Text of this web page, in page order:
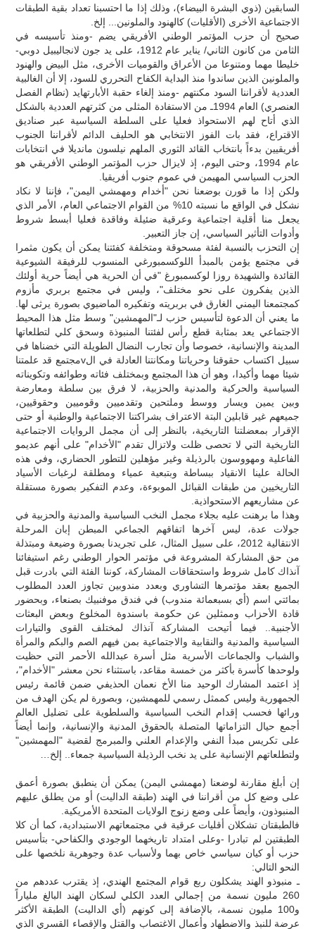
السابقين (ذوي البشرة البيضاء)، وذلك إذا ما احتسبنا تعداد بقية الطبقات
الاجتماعية الأخرى (الأقليات) كالهنود والملونين... إلخ.
صحيح أن حزب المؤتمر الوطني الأفريقي يضم -ومنذ تأسيسه في
الثامن من كانون الثاني/ يناير عام 1912، على يد جون لانجاليبيل دوبي-
خليطا مهما ومتنوعا من الأعراق والقوميات الأخرى، مثل البيض والهنود
والملونين الذين ساندوا منذ البداية الكفاح التحرري للسود، إلا أن الغالبية
العددية لأقراننا السود مكنتهم -ومنذ إلغاء حقبة الأبارتهايد (نظام الفصل
العنصري) العام 1994ـ من الاستفادة المثلى من كثرتهم العددية بالشكل
الذي أتاح لهم الاستحواذ فعليا على السلطة السياسية عبر صناديق
الاقتراع، فقد بات الفوز الانتخابي هو الحليف الدائم لأقراننا الجنوب
أفريقيين بدءاً بانتخاب القائد الثوري الملهم نيلسون مانديلا في انتخابات
عام 1994، وحتى اليوم، إذ لايزال حزب المؤتمر الوطني الأفريقي هو
الحزب السياسي المهيمن في عموم جنوب أفريقيا.
ولكن إذا ما قورن بوضعنا نحن "أخدام ومهمشي اليمن"، فإننا لا نكاد
نشكل في الواقع ما نسبته 10% من القوام الاجتماعي العام، الأمر الذي
يجعل منا أقلية اجتماعية وعرقية ضئيلة وفاقدة فعليا أبسط شروط
وأدوات التأثير السياسي، إن جاز التعبير.
إن التحزب بالنسبة لفئة مسحوقة ومتخلفة كفئتنا يمكن أن يكون مثمرا
في مجتمع يؤمن بالمبدأ اللوكسمبورغي المنسوب للرفيقة الشيوعية
القائدة والشهيدة روزا لوكسمبورغ "في أن الحرية هي أيضاً حرية أولئك
الذين يفكرون على نحو مختلف"، وليس في مجتمع بربري مأزوم
كمجتمعنا اليمني الغارق في بربريته وتفكيره الماضيوي بصورة يرثى لها.
ما يعني أن الدعوة لتأسيس حزب لـ"المهمشين" وسط مثل هذا المحيط
الاجتماعي يعد بمثابة قطع رأس لفئتنا المنبوذة وسحق كلي لتطلعاتها
المدينة والإنسانية، خصوصا وأن تجارب النضال الطويلة التي خضناها في
سبيل اكتساب حقوقنا وحرياتنا ومكانتنا العادلة في الvمجتمع قد علمتنا
شيئا مهما وأكيدا، وهو أن هذا المجتمع وبمختلف فئاته وطوائفه وتكويناته
السياسية والحركية والمدنية والحزبية، لا فرق بين سلطة ومعارضة
وبين يمين ويسار ووسط وملتحين وتقدميين وقوميين وحقوقيين،
جميعهم غير قابلين البتة الاعتراف بشراكتنا الاجتماعية والوطنية أو حتى
الإقرار بمعضلتنا التاريخية، بالنظر إلى أن مجمل الروايات الاجتماعية
التاريخية التي لا تحصى ظلت ولاتزال تقدم "الأخدام" على أنهم عديمو
الفاعلية ومهووسون بالرذيلة وغير مؤهلين للتطور الحضاري، وفي هذه
الحالة علينا الانقياد ببساطة وبتبعية عمياء ومطلقة لرغبات الأسياد
التاريخيين من طبقات القبائل الموبوءة، وعدم التفكير بصورة مستقلة
عن مشاريعهم الاستحواذية.
وهذا ما برهنت عليه بجلاء مجمل النخب السياسية والمدنية والحزبية في
جولات عدة، ليس آخرها اتفاقهم الجماعي المبطن إبان المرحلة
الانتقالية 2012، على سبيل المثال، على تجريدنا بصورة وضيعة ومبتذلة
من حق المشاركة المشروعة في مؤتمر الحوار الوطني رغم استيفائنا
آنذاك كامل شروط واستحقاقات المشاركة، كوننا الفئة التي بادرت قبل
الجميع بعقد مؤتمرها التشاوري وبعدد مندوبين تجاوز العدد المطلوب
بمائتي اسم (أي بسبعمائة مندوب) في فندق موفنبيك بصنعاء، وبحضور
قادة الأحزاب وممثلين عن حكومة باسندوة المخلوع وبعض البعثات
الأجنبية.. فيما أتيحت المشاركة آنذاك لمختلف القوى والتيارات
السياسية والمدنية والنقابية والاجتماعية بمن فيهم الصم والبكم والمرأة
والشباب والجماعات الأسرية مثل أسرة عبدالله الأحمر التي حظيت
ولوحدها كأسرة بأكثر من خمسة مقاعد، باستثناء نحن معشر "الأخدام"،
إذ اعتمد المشارك الوحيد منا الأخ نعمان الحذيفي ضمن قائمة رئيس
الجمهورية وليس كممثل رسمي للمهمشين، وبصورة لم يكن الهدف من
ورائها فحسب إقدام النخب السياسية والسلطوية على تضليل العالم
أجمع حيال التزاماتها المتصلة بالحقوق المدنية والإنسانية، وإنما أيضاً
على تكريس مبدأ النفي والإعدام العلني والمبرمج لقضية "المهمشين"
ولتطلعاتهم الإنسانية على يد نخب الرذيلة السياسية جمعاء.. إلخ…
إن أبلغ مقارنة لوضعنا (مهمشي اليمن) يمكن أن ينطبق بصورة أعمق
على وضع كل من أقراننا في الهند (طبقة الداليت) أو من يطلق عليهم
المنبوذون، وأيضاً على وضع زنوج الولايات المتحدة الأمريكية.
فالطبقتان تشكلان أقليات عرقية في مجتمعاتهم الاستبدادية، كما أن كلا
الطبقتين لم تبادرا -وعلى امتداد تاريخهما الوجودي والكفاحي- بتأسيس
حزب أو كيان سياسي خاص بهما ولأسباب عدة وجوهرية نلخصها على
النحو التالي:
ـ منبوذو الهند يشكلون ربع قوام المجتمع الهندي، إذ يقترب عددهم من
260 مليون نسمة من إجمالي العدد الكلي لسكان الهند البالغ ملياراً
و100 مليون نسمة، بالإضافة إلى كونهم (أي الداليت) الطبقة الأكثر
عرضة للنبذ والاضطهاد وأعمال الاغتصاب والقتل والإقصاء القسري الذي